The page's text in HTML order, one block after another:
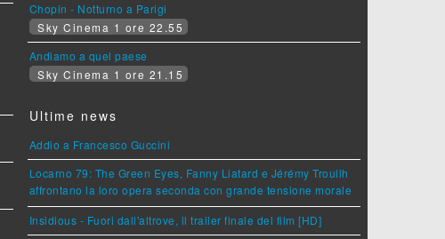
Chopin - Notturno a Parigi
Sky Cinema 1 ore 22.55
Andiamo a quel paese
Sky Cinema 1 ore 21.15
Ultime news
Addio a Francesco Guccini
Locarno 79: The Green Eyes, Fanny Liatard e Jérémy Trouilh
affrontano la loro opera seconda con grande tensione morale
Insidious - Fuori dall'altrove, il trailer finale del film [HD]